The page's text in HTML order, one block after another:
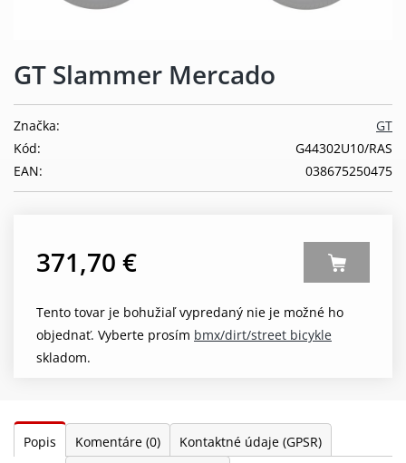
GT Slammer Mercado
GT
Značka:
G44302U10/RAS
Kód:
038675250475
EAN:
371,70 €
Tento tovar je bohužiaľ vypredaný nie je možné ho
objednať. Vyberte prosím bmx/dirt/street bicykle
skladom.
Popis Komentáre (0)
Kontaktné údaje (GPSR)